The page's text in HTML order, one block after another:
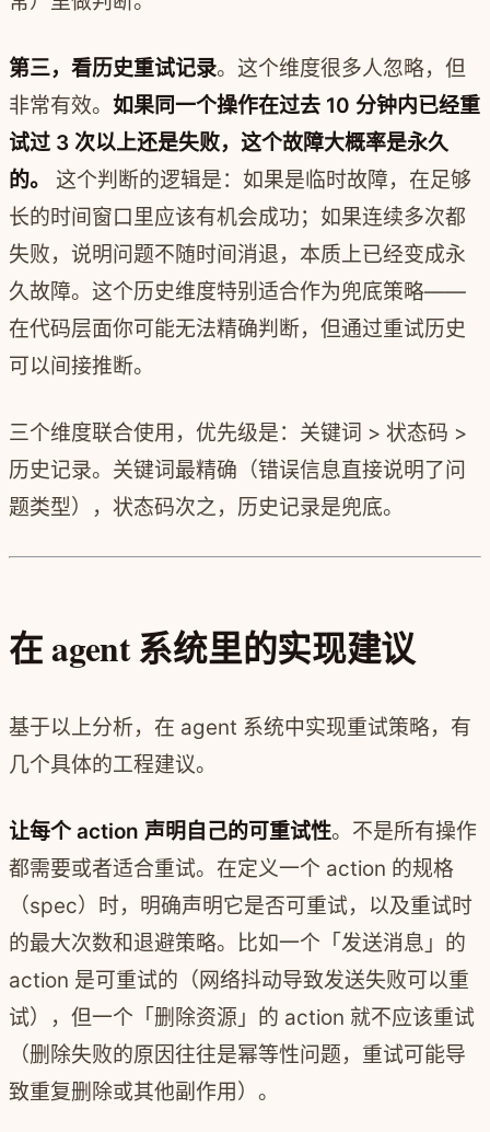
第三，看历史重试记录。这个维度很多人忽略，但
非常有效。 如果同一个操作在过去 10 分钟内已经重
试过 3 次以上还是失败，这个故障大概率是永久
的。
这个判断的逻辑是：如果是临时故障，在足够
长的时间窗口里应该有机会成功；如果连续多次都
失败，说明问题不随时间消退，本质上已经变成永
久故障。这个历史维度特别适合作为兜底策略——
在代码层面你可能无法精确判断，但通过重试历史
可以间接推断。
三个维度联合使用，优先级是：关键词 > 状态码 >
历史记录。关键词最精确（错误信息直接说明了问
题类型），状态码次之，历史记录是兜底。
在 agent 系统里的实现建议
基于以上分析，在 agent 系统中实现重试策略，有
几个具体的工程建议。
让每个 action 声明自己的可重试性。不是所有操作
都需要或者适合重试。在定义一个 action 的规格
（spec）时，明确声明它是否可重试，以及重试时
的最大次数和退避策略。比如一个「发送消息」的
action 是可重试的（网络抖动导致发送失败可以重
试），但一个「删除资源」的 action 就不应该重试
（删除失败的原因往往是幂等性问题，重试可能导
致重复删除或其他副作用）。